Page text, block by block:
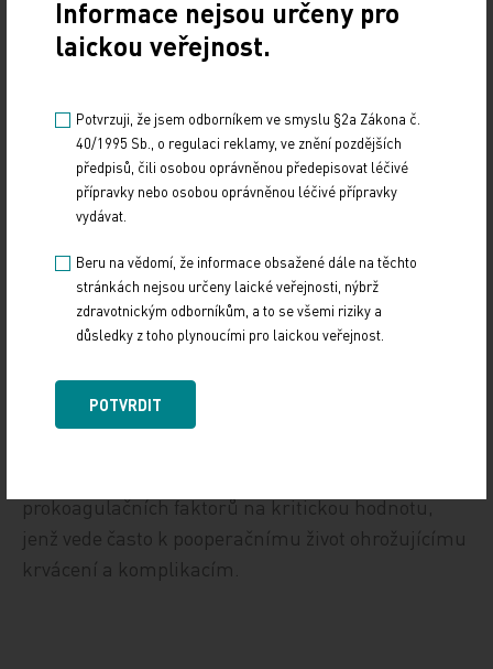
V minulém století bylo jedinou možností léčby život
ohrožujícího krvácení podání krevní transfuze
Behring přinášejí nové možnosti léčby těžkého,
život ohrožujícího krvácení a znamenají účinný
přístup, pro který existují data podle evidence
based medicine. Tyto nové způsoby léčby zlepšují
výsledky léčby a prognózu pacientů při dodržení
zásady individualizované terapie.
V současnosti probíhají studie fáze III, které ověřují
účinnost a bezpečnost podání fibrinogenu u
kardiologických pacientů vyžadujících chirurgickou
léčbu. Přínos podání fibrinogenu se zkoumá také u
prokoagulačních faktorů na kritickou hodnotu,
jenž vede často k pooperačnímu život ohrožujícímu
krvácení a komplikacím.
Informace nejsou určeny pro
laickou veřejnost.
Potvrzuji, že jsem odborníkem ve smyslu §2a Zákona č.
40/1995 Sb., o regulaci reklamy, ve znění pozdějších
předpisů, čili osobou oprávněnou předepisovat léčivé
přípravky nebo osobou oprávněnou léčivé přípravky
vydávat.
Beru na vědomí, že informace obsažené dále na těchto
stránkách nejsou určeny laické veřejnosti, nýbrž
zdravotnickým odborníkům, a to se všemi riziky a
důsledky z toho plynoucími pro laickou veřejnost.
POTVRDIT